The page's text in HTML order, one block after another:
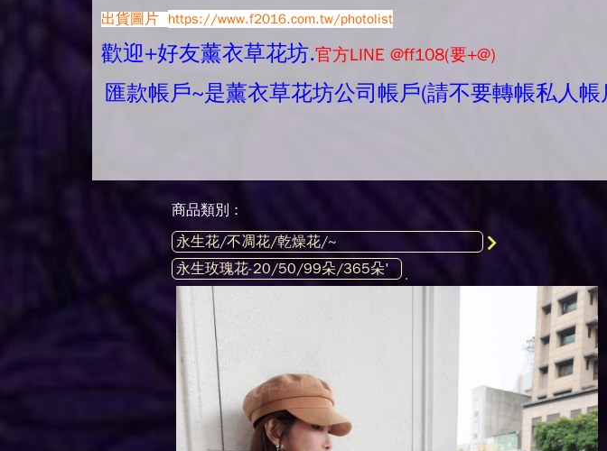
出貨圖片 https://www.f2016.com.tw/photolist
歡迎+好友薰衣草花坊.官方LINE @ff108(要+@)
匯款帳戶~是薰衣草花坊公司帳戶(請不要轉帳私人帳
商品類別 :